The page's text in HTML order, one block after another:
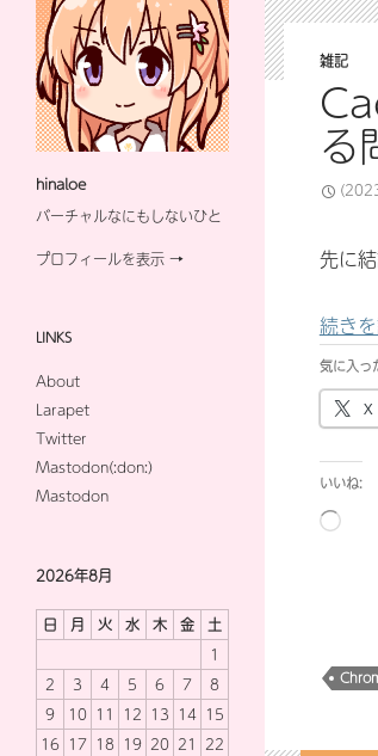
雑記
る
先に
続き
気に入っ
X
いいね:
読
hinaloe
バーチャルなにもしないひと
プロフィールを表示 →
LINKS
About
Larapet
Twitter
Mastodon(:don:)
Mastodon
2026年8月
日 月 火 水 木 金
土
1
2
3 4 5 6 7
8
9
10 11 12 13 14 15
16 17 18 19 20 21 22